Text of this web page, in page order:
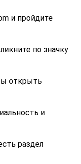
и пройдите
по значку
открыть
и
раздел